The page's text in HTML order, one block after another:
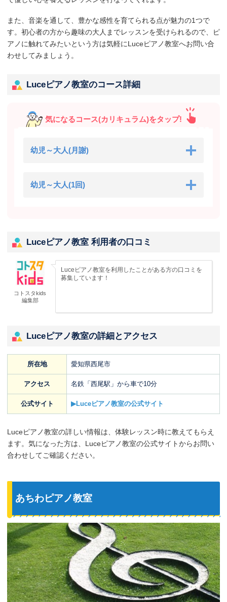
また、音楽を通して、豊かな感性を育てられる点が魅力の1つで
す。初心者の方から趣味の大人までレッスンを受けられるので、ピ
アノに触れてみたいという方は気軽にLuceピアノ教室へお問い合
わせしてみましょう。
Luceピアノ教室のコース詳細
気になるコース(カリキュラム)をタップ!
幼児～大人(月謝)
幼児～大人(1回)
Luceピアノ教室 利用者の口コミ
コトスタkids
編集部
Luceピアノ教室を利用したことがある方の口コミを
募集しています！
Luceピアノ教室の詳細とアクセス
所在地 愛知県西尾市
アクセス 名鉄「西尾駅」から車で10分
公式サイト ▶Luceピアノ教室の公式サイト
Luceピアノ教室の詳しい情報は、体験レッスン時に教えてもらえ
ます。気になった方は、Luceピアノ教室の公式サイトからお問い
合わせしてご確認ください。
あちわピアノ教室